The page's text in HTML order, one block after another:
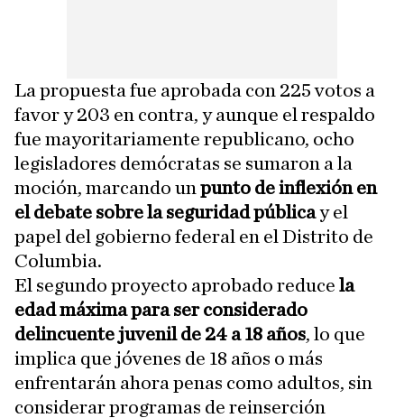
La propuesta fue aprobada con 225 votos a
favor y 203 en contra, y aunque el respaldo
fue mayoritariamente republicano, ocho
legisladores demócratas se sumaron a la
moción, marcando un punto de inflexión en
el debate sobre la seguridad públicay el
papel del gobierno federal en el Distrito de
Columbia.
El segundo proyecto aprobado reduce la
edad máxima para ser considerado
delincuente juvenil de 24 a 18 años, lo que
implica que jóvenes de 18 años o más
enfrentarán ahora penas como adultos, sin
considerar programas de reinserción